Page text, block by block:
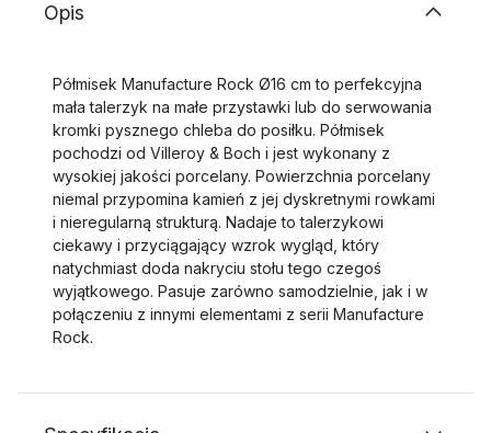
Opis
Półmisek Manufacture Rock Ø16 cm to perfekcyjna
mała talerzyk na małe przystawki lub do serwowania
kromki pysznego chleba do posiłku. Półmisek
pochodzi od Villeroy & Boch i jest wykonany z
wysokiej jakości porcelany. Powierzchnia porcelany
niemal przypomina kamień z jej dyskretnymi rowkami
i nieregularną strukturą. Nadaje to talerzykowi
ciekawy i przyciągający wzrok wygląd, który
natychmiast doda nakryciu stołu tego czegoś
wyjątkowego. Pasuje zarówno samodzielnie, jak i w
połączeniu z innymi elementami z serii Manufacture
Rock.